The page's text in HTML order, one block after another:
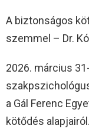
A biztonságos
szemmel – Dr.
2026. március
a Gál Ferenc
kötődés